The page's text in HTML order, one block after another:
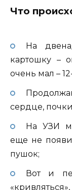
Что
На
картошку –
очень мал –
сердце,
На УЗИ
еще не
пушок;
Вот и